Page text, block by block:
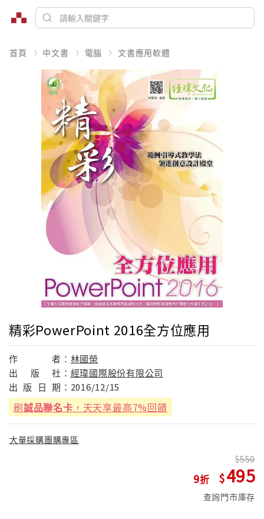
首頁 中文書 電腦 文書應用軟體
精彩PowerPoint 2016全方位應用
作 者： 林國榮
出
版 社： 經瑋國際股份有限公司
出 版 日 期： 2016/12/15
刷誠品聯名卡 ，天天享最高7%回饋
大量採購團購專區
9
550
495
查詢門市庫存